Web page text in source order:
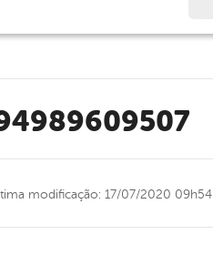
modificação: 17/07/2020 09h54